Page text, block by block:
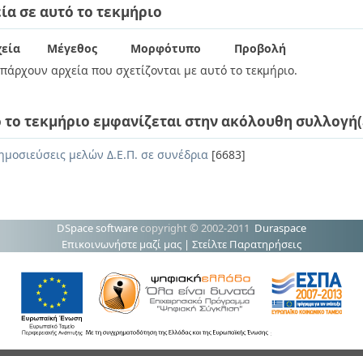
σε αυτό το τεκμήριο
Μέγεθος Μορφότυπο
Προβολή
αρχεία που σχετίζονται με αυτό το τεκμήριο.
το τεκμήριο εμφανίζεται στην ακόλουθη
μελών Δ.Ε.Π. σε συνέδρια [6683]
DSpace software copyright © 2002-2011 Duraspace
Επικοινωνήστε μαζί μας | Στείλτε Παρατηρήσεις